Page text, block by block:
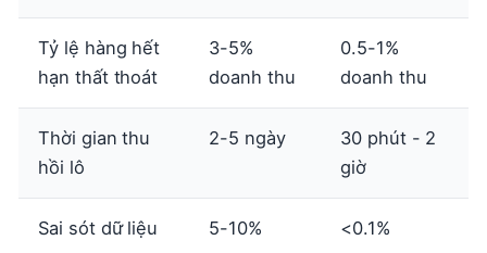
Tỷ lệ hàng hết
hạn thất thoát
3-5%
doanh thu
0.5-1%
doanh thu
Thời gian thu
hồi lô
2-5 ngày
30 phút - 2
giờ
Sai sót dữ liệu 5-10% <0.1%